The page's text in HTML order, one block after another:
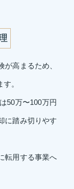
高まるため、
。
50万〜100万円
に踏み切りやす
転用する事業へ